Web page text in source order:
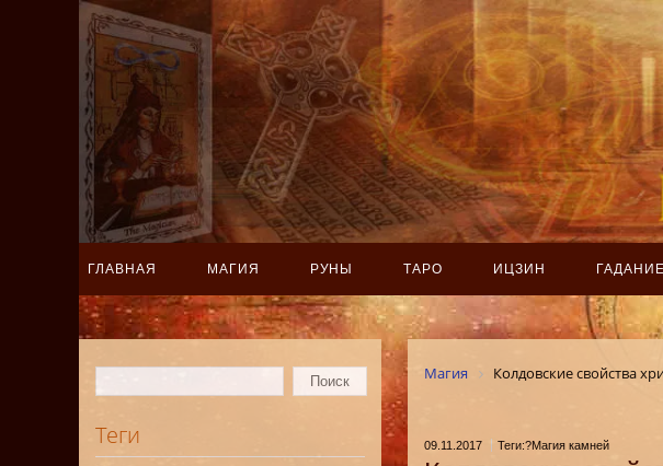
ГЛАВНАЯ МАГИЯ РУНЫ ТАРО ИЦЗИН ГАДАНИЕ
Теги
Магия Колдовские свойства
09.11.2017 Теги:?Магия камней